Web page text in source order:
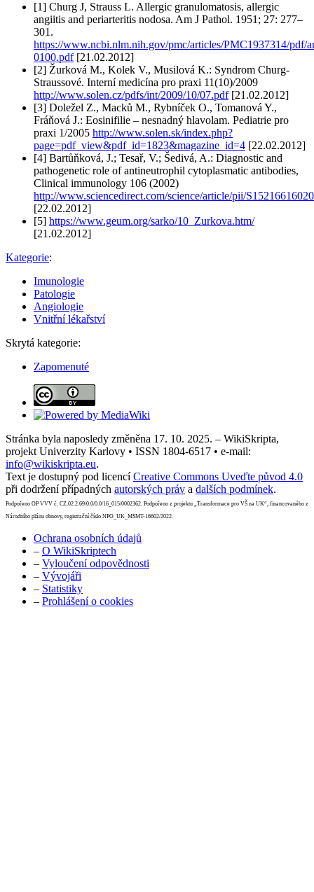
[1] Churg J, Strauss L. Allergic granulomatosis, allergic
angiitis and periarteritis nodosa. Am J Pathol. 1951; 27: 277–
301.
https://www.ncbi.nlm.nih.gov/pmc/articles/PMC1937314/pdf/
0100.pdf[21.02.2012]
[2] Žurková M., Kolek V., Musilová K.: Syndrom Churg-
Straussové. Interní medicína pro praxi 11(10)/2009
http://www.solen.cz/pdfs/int/2009/10/07.pdf[21.02.2012]
[3] Doležel Z., Macků M., Rybníček O., Tomanová Y.,
Fráňová J.: Eosinifilie – nesnadný hlavolam. Pediatrie pro
praxi 1/2005 http://www.solen.sk/index.php?
page=pdf_view&pdf_id=1823&magazine_id=4 [22.02.2012]
[4] Bartůňková, J.; Tesař, V.; Šedivá, A.: Diagnostic and
pathogenetic role of antineutrophil cytoplasmatic antibodies,
Clinical immunology 106 (2002)
http://www.sciencedirect.com/science/article/pii/
[22.02.2012]
[5] https://www.geum.org/sarko/10_Zurkova.htm/
[21.02.2012]
Kategorie:
Imunologie
Patologie
Angiologie
Vnitřní lékařství
Skrytá kategorie:
Zapomenuté
Stránka byla naposledy změněna 17. 10. 2025. – WikiSkripta,
projekt Univerzity Karlovy • ISSN 1804-6517 • e-mail:
info@wikiskripta.eu.
Text je dostupný pod licencíCreative Commons Uveďte původ 4.0
při dodržení případných autorských práv a dalších podmínek.
Podpořeno OP VVV č. CZ.02.2.69/0.0/0.0/16_015/0002362. Podpořeno z projektu „Transformace pro VŠ na UK“, financovaného z
Národního plánu obnovy, registrační číslo NPO_UK_MSMT-16602/2022.
Ochrana osobních údajů
– O WikiSkriptech
– Vyloučení odpovědnosti
– Vývojáři
– Statistiky
– Prohlášení o cookies